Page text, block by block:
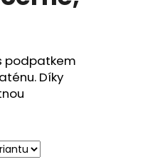
podpatkem
Díky